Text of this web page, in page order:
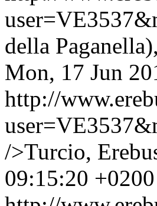
della
Mon, 17 Jun
http://
/>Turcio,
09:15:20 +0200